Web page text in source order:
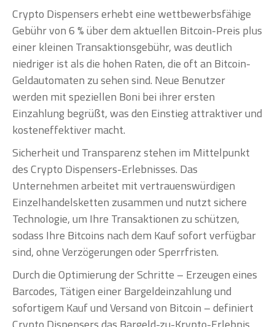
Crypto Dispensers erhebt eine wettbewerbsfähige
Gebühr von 6 % über dem aktuellen Bitcoin-Preis plus
einer kleinen Transaktionsgebühr, was deutlich
niedriger ist als die hohen Raten, die oft an Bitcoin-
Geldautomaten zu sehen sind. Neue Benutzer
werden mit speziellen Boni bei ihrer ersten
Einzahlung begrüßt, was den Einstieg attraktiver und
kosteneffektiver macht.
Sicherheit und Transparenz stehen im Mittelpunkt
des Crypto Dispensers-Erlebnisses. Das
Unternehmen arbeitet mit vertrauenswürdigen
Einzelhandelsketten zusammen und nutzt sichere
Technologie, um Ihre Transaktionen zu schützen,
sodass Ihre Bitcoins nach dem Kauf sofort verfügbar
sind, ohne Verzögerungen oder Sperrfristen.
Durch die Optimierung der Schritte – Erzeugen eines
Barcodes, Tätigen einer Bargeldeinzahlung und
sofortigem Kauf und Versand von Bitcoin – definiert